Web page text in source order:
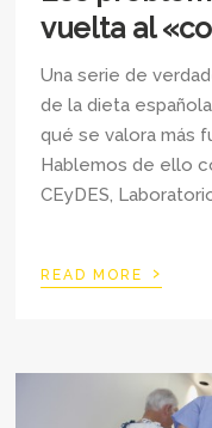
vuelta al
Una serie de
de la dieta
qué se valora más
Hablemos de ello
CEyDES,
READ MORE ›